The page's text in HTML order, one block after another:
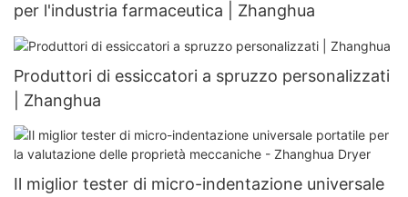
per l'industria farmaceutica | Zhanghua
Produttori di essiccatori a spruzzo personalizzati
| Zhanghua
Il miglior tester di micro-indentazione universale